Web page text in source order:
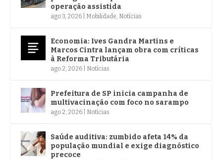
operação assistida
ago 3, 2026 Mobilidade, Notícias
Economia: Ives Gandra Martins e
Marcos Cintra lançam obra com críticas
à Reforma Tributária
ago 2, 2026 Notícias
Prefeitura de SP inicia campanha de
multivacinação com foco no sarampo
ago 2, 2026 Notícias
Saúde auditiva: zumbido afeta 14% da
população mundial e exige diagnóstico
precoce